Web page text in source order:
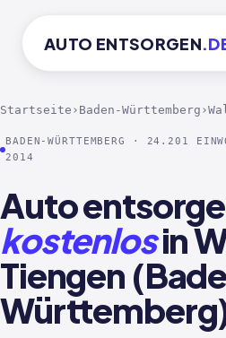
AUTO ENTSORGEN
Startseite › Baden-Württemberg ›
BADEN-WÜRTTEMBERG · 24.201
2014
Auto
kostenlosin
Tiengen